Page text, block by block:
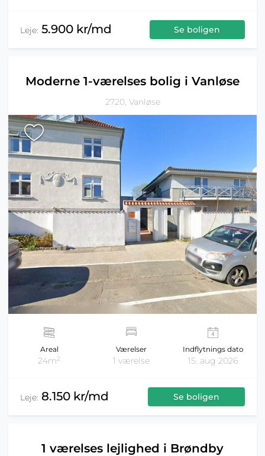
Leje: 5.900 kr/md Se boligen
Moderne 1-værelses bolig i Vanløse
2720, Vanløse
Areal
24m2
Værelser
1 værelse
Indflytnings dato
15. aug 2026
Leje: 8.150 kr/md Se boligen
1 værelses lejlighed i Brøndby